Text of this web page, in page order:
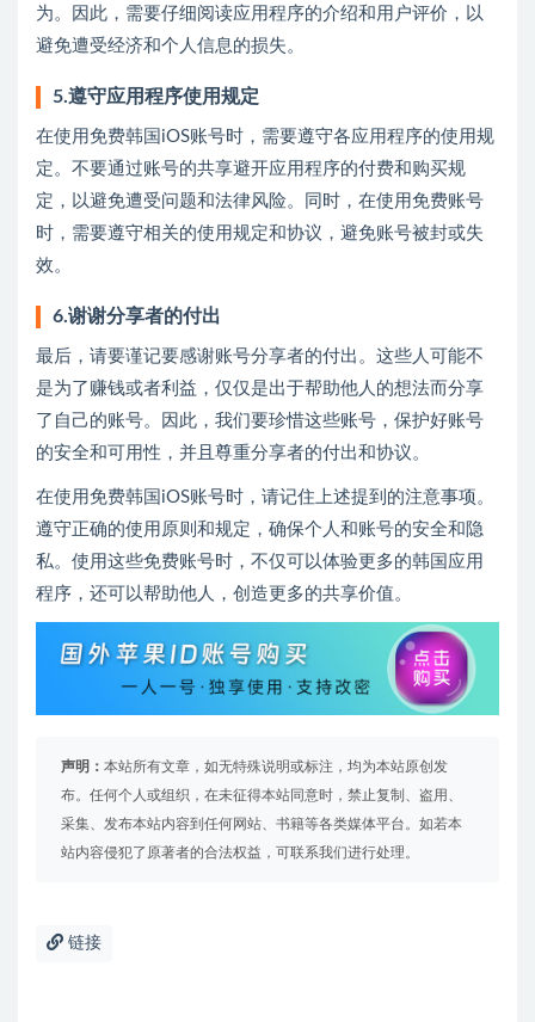
为。因此，需要仔细阅读应用程序的介绍和用户评价，以
避免遭受经济和个人信息的损失。
5.遵守应用程序使用规定
在使用免费韩国iOS账号时，需要遵守各应用程序的使用规
定。不要通过账号的共享避开应用程序的付费和购买规
定，以避免遭受问题和法律风险。同时，在使用免费账号
时，需要遵守相关的使用规定和协议，避免账号被封或失
效。
6.谢谢分享者的付出
最后，请要谨记要感谢账号分享者的付出。这些人可能不
是为了赚钱或者利益，仅仅是出于帮助他人的想法而分享
了自己的账号。因此，我们要珍惜这些账号，保护好账号
的安全和可用性，并且尊重分享者的付出和协议。
在使用免费韩国iOS账号时，请记住上述提到的注意事项。
遵守正确的使用原则和规定，确保个人和账号的安全和隐
私。使用这些免费账号时，不仅可以体验更多的韩国应用
程序，还可以帮助他人，创造更多的共享价值。
声明： 本站所有文章，如无特殊说明或标注，均为本站原创发
布。任何个人或组织，在未征得本站同意时，禁止复制、盗用、
采集、发布本站内容到任何网站、书籍等各类媒体平台。如若本
站内容侵犯了原著者的合法权益，可联系我们进行处理。
链接